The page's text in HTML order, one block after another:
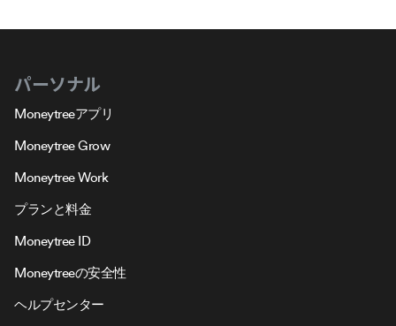
パーソナル
Moneytreeアプリ
Moneytree Grow
Moneytree Work
プランと料金
Moneytree ID
Moneytreeの安全性
ヘルプセンター